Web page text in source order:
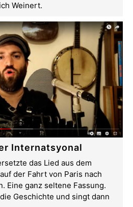
Weinert.
Internatsyonal
das Lied aus dem
der Fahrt von Paris nach
Eine ganz seltene Fassung.
Geschichte und singt dann